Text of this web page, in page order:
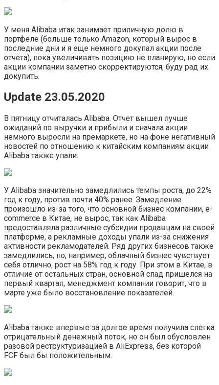
У меня Alibaba итак занимает приличную долю в
портфеле (больше только Amazon, который вырос в
последние дни и я еще немного докупал акции после
отчета), пока увеличивать позицию не планирую, но если
акции компании заметно скорректируются, буду рад их
докупить.
Update 23.05.2020
В пятницу отчиталась Alibaba. Отчет вышел лучше
ожиданий по выручки и прибыли и сначала акции
немного выросли на премаркете, но на фоне негативный
новостей по отношению к китайским компаниям акции
Alibaba также упали.
У Alibaba значительно замедлились темпы роста, до 22%
год к году, против почти 40% ранее. Замедление
произошло из-за того, что основной бизнес компании, e-
commerce в Китае, не вырос, так как Alibaba
предоставляла различные субсидии продавцам на своей
платформе, а рекламные доходы упали из-за снижения
активности рекламодателей. Ряд других бизнесов также
замедлились, но, например, облачный бизнес чувствует
себя отлично, рост на 58% год к году. При этом в Китае, в
отличие от остальных стран, основной спад пришелся на
первый квартал, менеджмент компании говорит, что в
марте уже было восстановление показателей.
Alibaba также впервые за долгое время получила слегка
отрицательный денежный поток, но он был обусловлен
разовой реструктуризацией в AliExpress, без которой
FCF был бы положительным.